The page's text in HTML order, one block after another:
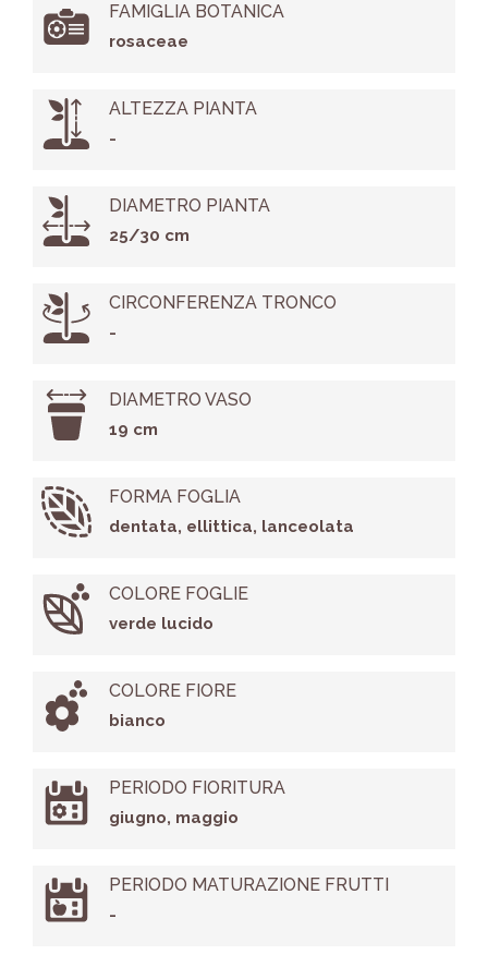
FAMIGLIA BOTANICA
rosaceae
ALTEZZA PIANTA
-
DIAMETRO PIANTA
25/30 cm
CIRCONFERENZA TRONCO
-
DIAMETRO VASO
19 cm
FORMA FOGLIA
dentata, ellittica, lanceolata
COLORE FOGLIE
verde lucido
COLORE FIORE
bianco
PERIODO FIORITURA
giugno, maggio
PERIODO MATURAZIONE FRUTTI
-